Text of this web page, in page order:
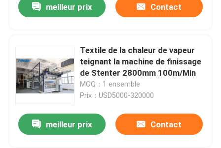
meilleur prix Contact
Textile de la chaleur de vapeur
teignant la machine de finissage
de Stenter 2800mm 100m/Min
MOQ：1 ensemble
Prix：USD5000-320000
meilleur prix Contact